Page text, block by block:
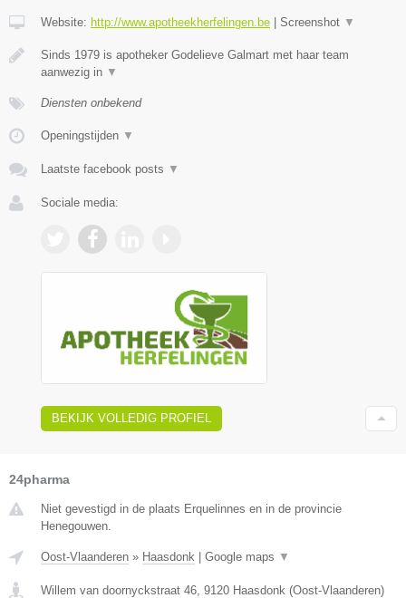
Website: http://www.apotheekherfelingen.be Screenshot ▼
Sinds 1979 is apotheker Godelieve Galmart met haar team
aanwezig in ▼
Diensten onbekend
Openingstijden ▼
Laatste facebook posts ▼
Sociale media:
BEKIJK VOLLEDIG PROFIEL
24pharma
Niet gevestigd in de plaats Erquelinnes en in de provincie
Henegouwen.
Oost-Vlaanderen » Haasdonk Google maps ▼
Willem van doornyckstraat 46, 9120 Haasdonk (Oost-Vlaanderen)